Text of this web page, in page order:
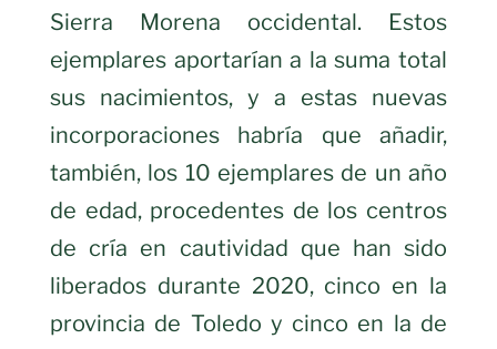
Sierra Morena occidental. Estos
ejemplares aportarían a la suma total
sus nacimientos, y a estas nuevas
incorporaciones habría que añadir,
también, los 10 ejemplares de un año
de edad, procedentes de los centros
de cría en cautividad que han sido
liberados durante 2020, cinco en la
provincia de Toledo y cinco en la de